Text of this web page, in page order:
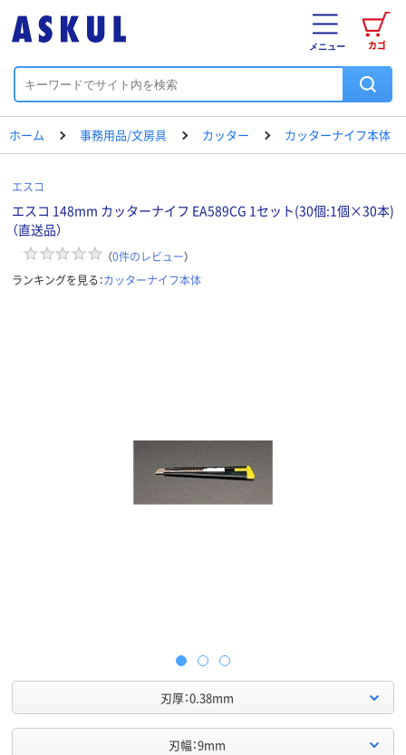
カゴ
メニュー
ホーム 事務用品/文房具 カッター カッターナイフ本体
エスコ
エスコ 148mm カッターナイフ EA589CG 1セット(30個:1個×30本)
（直送品）
（0件のレビュー）
ランキングを見る：カッターナイフ本体
刃厚：0.38mm
刃幅：9mm